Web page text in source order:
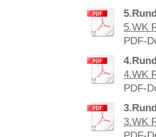
5.WK
PDF-
4.WK
PDF-
3.WK